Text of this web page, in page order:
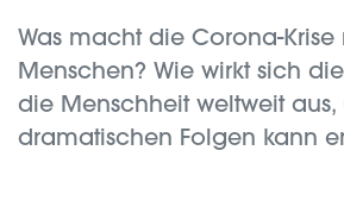
Was macht die Corona-Krise
Menschen? Wie wirkt sich
die Menschheit weltweit
dramatischen Folgen kann